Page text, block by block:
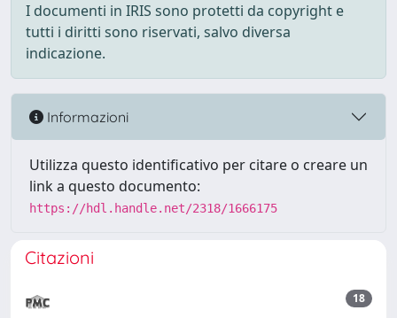
I documenti in IRIS sono protetti da copyright e
tutti i diritti sono riservati, salvo diversa
indicazione.
Informazioni
Utilizza questo identificativo per citare o creare un
link a questo documento:
https://hdl.handle.net/2318/1666175
Citazioni
18